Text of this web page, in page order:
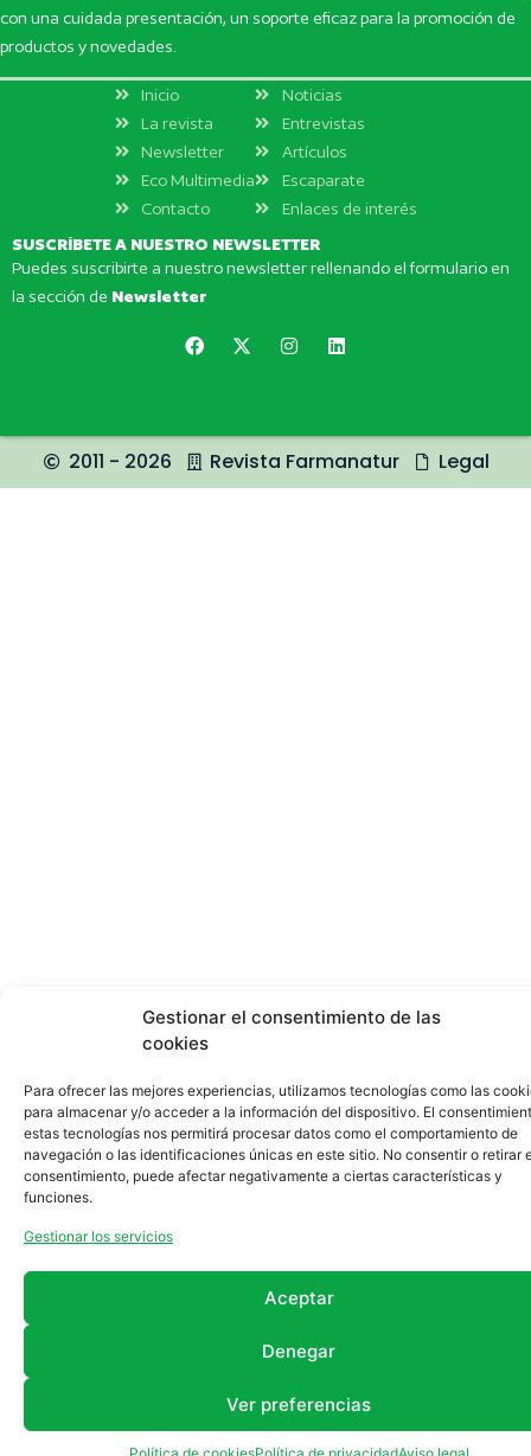
Gestionar el consentimiento de las
cookies
Para ofrecer las mejores experiencias, utilizamos tecnologías como las
para almacenar y/o acceder a la información del dispositivo. El
estas tecnologías nos permitirá procesar datos como el comportamiento de
navegación o las identificaciones únicas en este sitio. No consentir o retirar
consentimiento, puede afectar negativamente a ciertas características y
funciones.
Gestionar los servicios
Aceptar
Denegar
Ver preferencias
con una cuidada presentación, un soporte eficaz para la promoción de
productos y novedades.
Inicio
La revista
Newsletter
Eco Multimedia
Contacto
Noticias
Entrevistas
Artículos
Escaparate
Enlaces de interés
SUSCRÍBETE A NUESTRO NEWSLETTER
Puedes suscribirte a nuestro newsletter rellenando el formulario en
la sección de Newsletter
2011 - 2026 Revista Farmanatur Legal